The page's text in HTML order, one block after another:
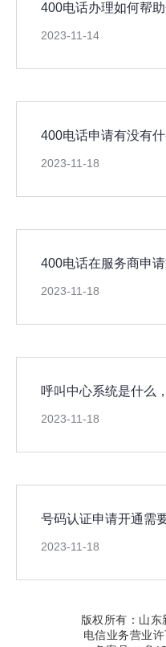
400电话办理如何帮
2023-11-14
400电话申请有没有
2023-11-18
400电话在服务商申
2023-11-18
呼叫中心系统是什么
2023-11-18
号码认证申请开通需
2023-11-18
版权所有： 山东
电信业务营业